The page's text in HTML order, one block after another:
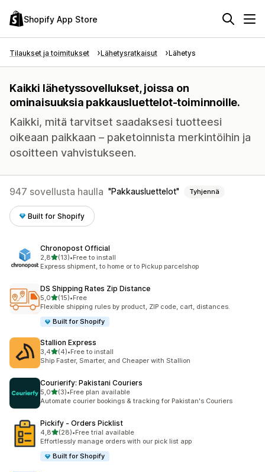
Shopify App Store
Tilaukset ja toimitukset Lähetysratkaisut Lähetys
Kaikki lähetyssovellukset, joissa on
ominaisuuksia pakkausluettelot-toiminnoille.
Kaikki, mitä tarvitset saadaksesi tuotteesi
oikeaan paikkaan – paketoinnista merkintöihin ja
osoitteen vahvistukseen.
947 sovellusta haulla Pakkausluettelot Tyhjennä
Built for Shopify
Chronopost Official
2,8/ 5 tähteä
(13)
13 arvostelua yhteensä
•Free to install
Express shipment, to home or to Pickup parcelshop
DS Shipping Rates Zip Distance
5,0/ 5 tähteä
(15)
15 arvostelua yhteensä
•Free
Flexible shipping rules by product, ZIP code, cart, distances.
Built for Shopify
Stallion Express
3,4/ 5 tähteä
(4)
4 arvostelua yhteensä
•Free to install
Ship Faster, Smarter, and Cheaper with Stallion
Courierify: Pakistani Couriers
5,0/ 5 tähteä
(3)
3 arvostelua yhteensä
•Free plan available
Automate courier bookings & tracking for Pakistan's Couriers
Pickify ‑ Orders Picklist
4,8/ 5 tähteä
(28)
28 arvostelua yhteensä
•Free trial available
Effortlessly manage orders with our pick list app
Built for Shopify